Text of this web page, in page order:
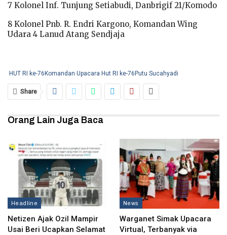
7 Kolonel Inf. Tunjung Setiabudi, Danbrigif 21/Komodo
8 Kolonel Pnb. R. Endri Kargono, Komandan Wing
Udara 4 Lanud Atang Sendjaja
HUT RI ke-76 Komandan Upacara Hut RI ke-76 Putu Sucahyadi
Share
Orang Lain Juga Baca
Headline
Netizen Ajak Ozil Mampir
Usai Beri Ucapkan Selamat
News
Warganet Simak Upacara
Virtual, Terbanyak via